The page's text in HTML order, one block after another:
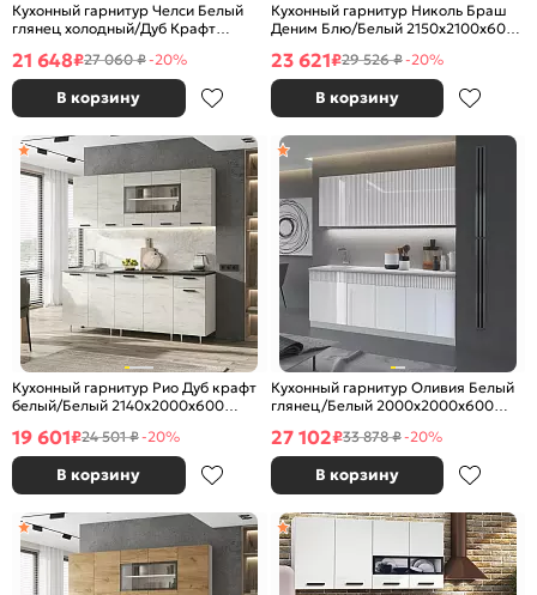
Кухонный гарнитур Челси Белый
глянец холодный/Дуб Крафт
21 648₽27 060 ₽-20%
В корзину
Кухонный гарнитур Николь Браш
Деним Блю/Белый 2150x2100x600
23 621₽29 526 ₽-20%
В корзину
Кухонный гарнитур Рио Дуб крафт
белый/Белый 2140x2000x600
19 601₽24 501 ₽-20%
В корзину
Кухонный гарнитур Оливия Белый
глянец/Белый 2000x2000x600
27 102₽33 878 ₽-20%
В корзину